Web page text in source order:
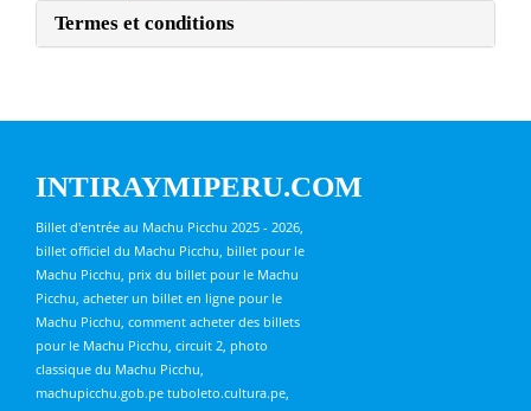
Termes et conditions
INTIRAYMIPERU.COM
Billet d'entrée au Machu Picchu 2025 - 2026,
billet officiel du Machu Picchu, billet pour le
Machu Picchu, prix du billet pour le Machu
Picchu, acheter un billet en ligne pour le
Machu Picchu, comment acheter des billets
pour le Machu Picchu, circuit 2, photo
classique du Machu Picchu,
machupicchu.gob.pe tuboleto.cultura.pe,